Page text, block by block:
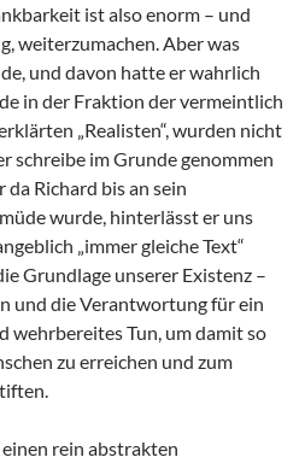
ist also enorm – und
weiterzumachen. Aber was
und davon hatte er wahrlich
in der Fraktion der vermeintlich
„Realisten“, wurden nicht
schreibe im Grunde genommen
da Richard bis an sein
wurde, hinterlässt er uns
„immer gleiche Text“
Grundlage unserer Existenz –
und die Verantwortung für ein
wehrbereites Tun, um damit so
zu erreichen und zum
rein abstrakten